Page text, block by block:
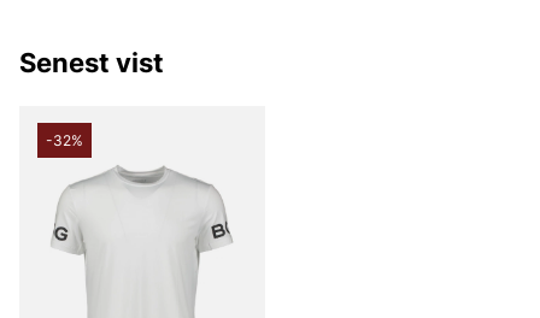
ingen selvfølgelighed. På den tid, tidligt i 1990’erne,
Til sidst begyndte både forbrugere og indkøbere at få
øje på de dristige Björn Borg boxershorts, og
berømmelsen var hjemme. Den nye boxershorts-
model var perfekt udformet til at passe mænd i alle
størrelser. Den var også mere tiltalende end den
klassiske Y-model af underbukser og blev derefter
hurtigt en trend verden over.
Senest vist
-32%